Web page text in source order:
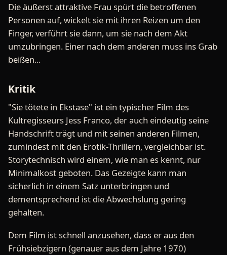
Die äußerst attraktive Frau spürt die betroffenen
Personen auf, wickelt sie mit ihren Reizen um den
Finger, verführt sie dann, um sie nach dem Akt
umzubringen. Einer nach dem anderen muss ins Grab
beißen...
Kritik
"Sie tötete in Ekstase" ist ein typischer Film des
Kultregisseurs Jess Franco, der auch eindeutig seine
Handschrift trägt und mit seinen anderen Filmen,
zumindest mit den Erotik-Thrillern, vergleichbar ist.
Storytechnisch wird einem, wie man es kennt, nur
Minimalkost geboten. Das Gezeigte kann man
sicherlich in einem Satz unterbringen und
dementsprechend ist die Abwechslung gering
gehalten.
Dem Film ist schnell anzusehen, dass er aus den
Frühsiebzigern (genauer aus dem Jahre 1970)